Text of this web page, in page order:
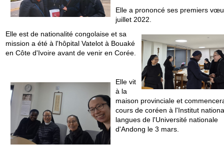
Elle a prononcé ses premiers
juillet 2022.
Elle est de nationalité congolaise et sa
mission a été à l'hôpital Vatelot à Bouaké
en Côte d'Ivoire avant de venir en Corée.
Elle vit
à la
maison provinciale et
cours de coréen à l'Institut
langues de l'Université nationale
d'Andong le 3 mars.